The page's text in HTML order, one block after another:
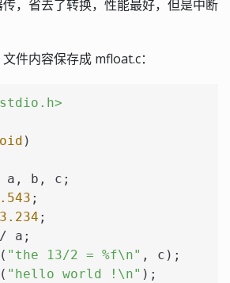
传，省去了转换，性能最好，但是中断
件内容保存成 mfloat.c：
)
a, b, c;
;
;
a;
( "the 13/2 = %f\n" , c);
( "hello world !\n" );